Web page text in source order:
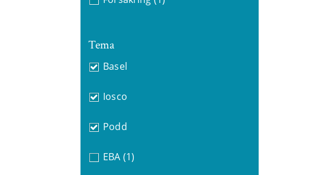
Tema
Basel
Iosco
Podd
EBA (1)